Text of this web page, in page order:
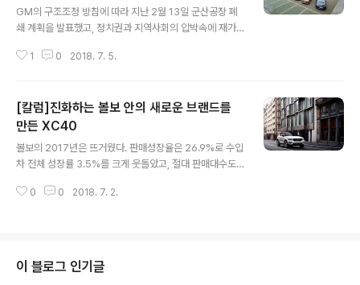
GM의 구조조정 방침에 따라 지난 2월 13일 군산공장 폐
쇄 계획을 발표했고, 정치권과 지역사회의 압박속에 재가
이 영향으로 소비자들에게는 신뢰를 잃게 돼, 극심한 판매
를 보내며 국산 제조사 어디와 비교해도 좋은 상품성을 가
졌다고 생각했지만, 떠날지도 모른다는 불안감은 아무리
좋은 상품이라고 할 지라도 구입을 꺼리게 만들었다. 이런
결과는 소비자들이 한국GM에게 보내는 메시지로, 소비자
를 설득보다는 그들의 이야기를 들어주고 이해하려는 소통
이 더욱 더 필요하게 됐다.쉐보레는 최근 브랜드 광고에서
1 0 2018. 7. 5.
[칼럼]진화하는 볼보 안의 새로운 브랜드를
만든 XC40
볼보의 2017년은 뜨거웠다. 판매성장율은 26.9%로 수입
차 전체 성장률 3.5%를 크게 웃돌았고, 절대 판매대수도
존의 볼보 브랜드 이미지인 '안전'의 볼보를 뛰어넘는 '디자
26일 출시한 XC40은 볼보 브랜드 성장의 가속화를 더욱
촉진 시켜주고, 지금까지 볼보를 구입한 고객들과는 다른
0 0 2018. 7. 2.
이 블로그 인기글